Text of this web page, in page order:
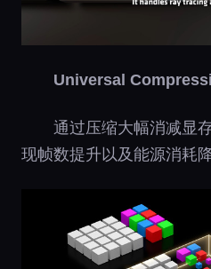
Universal
通过压缩大幅消减显
现帧数提升以及能源消耗降